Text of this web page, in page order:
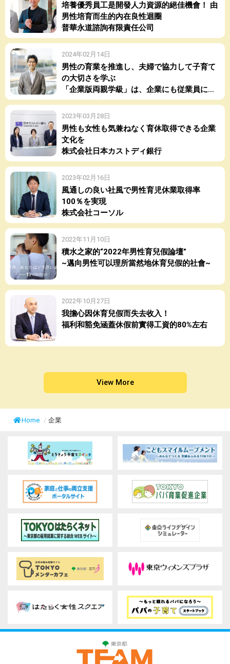
培養優秀員工是開發人力資源的絕佳機會！ 由
男性培育而生的內在良性迴圈
普華永道諮詢有限責任公司
2024年02月14日
男性の育業を推進し、夫婦で協力して子育て
の大切さを学ぶ
「企業版両親学級」は、企業にも従業員にも
メリットばかり！
2023年03月28日
男性も女性も気兼ねなく育休取得できる企業
文化を
株式会社日本カストディ銀行
2023年02月16日
風通しの良い社風で男性育児休業取得率
100％を実現
株式会社コーソル
2022年11月10日
積水之家的“2022年男性育兒假論壇”
~邁向男性可以理所當然地休育兒假的社會~
2022年10月27日
我擔心因休育兒假而失去收入！
福利和豁免涵蓋休假前實得工資的80%左右
View More
Home / 企業